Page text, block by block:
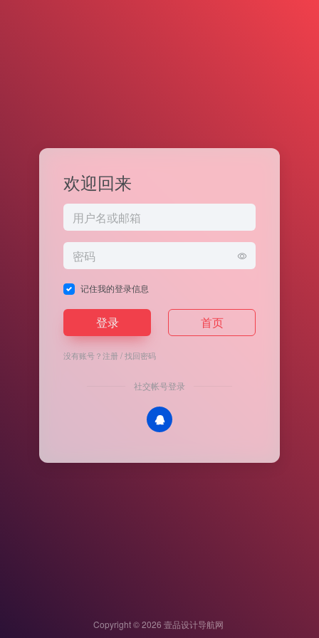
欢迎回来
记住我的登录信息
登录 首页
没有账号？注册/找回密码
社交帐号登录
Copyright © 2026 壹品设计导航网